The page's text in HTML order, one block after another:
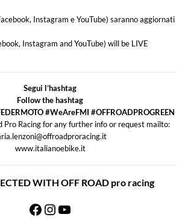
Instagram e YouTube) saranno aggiornati
Instagram and YouTube) will be LIVE
Segui l’hashtag
Follow the hashtag
#WeAreFMI #OFFROADPROGREEN
Pro Racing for any further info or request mailto:
www.italianoebike.it
WITH OFF ROAD pro racing
Facebook
Instagram
YouTube